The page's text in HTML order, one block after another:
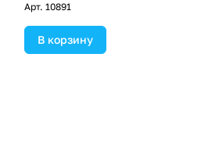
Арт. 10891
В корзину